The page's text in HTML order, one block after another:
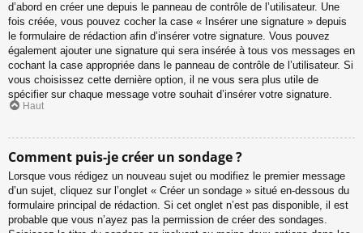
d’abord en créer une depuis le panneau de contrôle de l’utilisateur. Une
fois créée, vous pouvez cocher la case « Insérer une signature » depuis
le formulaire de rédaction afin d’insérer votre signature. Vous pouvez
également ajouter une signature qui sera insérée à tous vos messages en
cochant la case appropriée dans le panneau de contrôle de l’utilisateur. Si
vous choisissez cette dernière option, il ne vous sera plus utile de
spécifier sur chaque message votre souhait d’insérer votre signature.
Haut
Comment puis-je créer un sondage ?
Lorsque vous rédigez un nouveau sujet ou modifiez le premier message
d’un sujet, cliquez sur l’onglet « Créer un sondage » situé en-dessous du
formulaire principal de rédaction. Si cet onglet n’est pas disponible, il est
probable que vous n’ayez pas la permission de créer des sondages.